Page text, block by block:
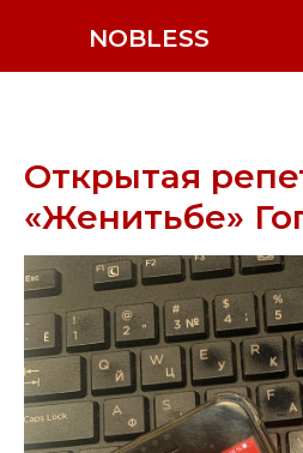
NOBLESS
Открытая
«Женитьбе»